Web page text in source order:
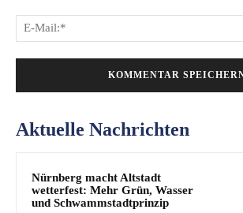
Aktuelle Nachrichten
Nürnberg macht Altstadt
wetterfest: Mehr Grün, Wasser
und Schwammstadtprinzip